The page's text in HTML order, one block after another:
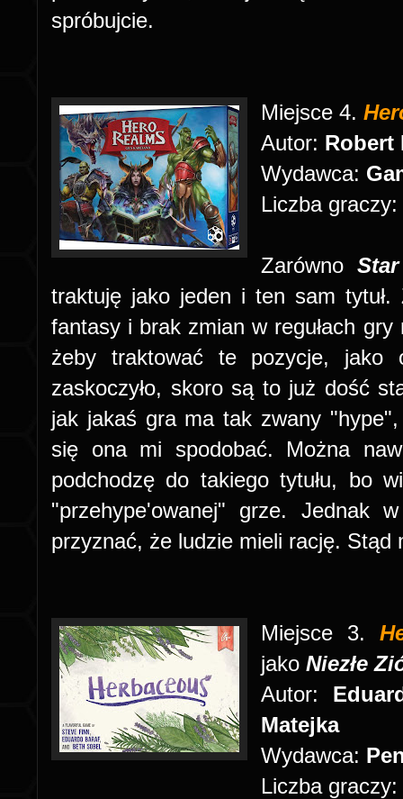
spróbujcie.
Miejsce 4.
Autor: Robert
Wydawca:
Liczba graczy:
Zarówno
traktuję jako jeden i ten sam
fantasy i brak zmian w regułach
żeby traktować te pozycje,
zaskoczyło, skoro są to już dość
jak jakaś gra ma tak zwany
się ona mi spodobać. Można
podchodzę do takiego tytułu, bo
"przehype'owanej" grze. Jednak
przyznać, że ludzie mieli rację. Stąd
Miejsce 3.
jako Niezłe
Autor:
Matejka
Wydawca:
Liczba graczy: